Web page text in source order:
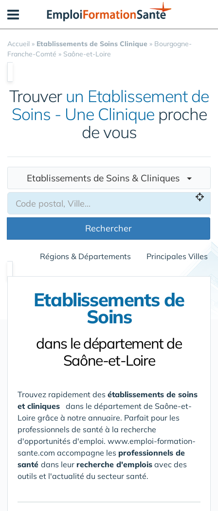
Accueil » Etablissements de Soins Clinique » Bourgogne-
Franche-Comté » Saône-et-Loire
Trouver un Etablissement de
Soins - Une Cliniqueproche
de vous
Etablissements de Soins & Cliniques
Rechercher
Régions & Départements Principales Villes
Etablissements de
Soins
dans le département de
Saône-et-Loire
Trouvez rapidement des établissements de soins
et cliniques dans le département de Saône-et-
Loire grâce à notre annuaire. Parfait pour les
professionnels de santé à la recherche
d'opportunités d'emploi. www.emploi-formation-
sante.com accompagne les professionnels de
santé dans leur recherche d'emplois avec des
outils et l'actualité du secteur santé.